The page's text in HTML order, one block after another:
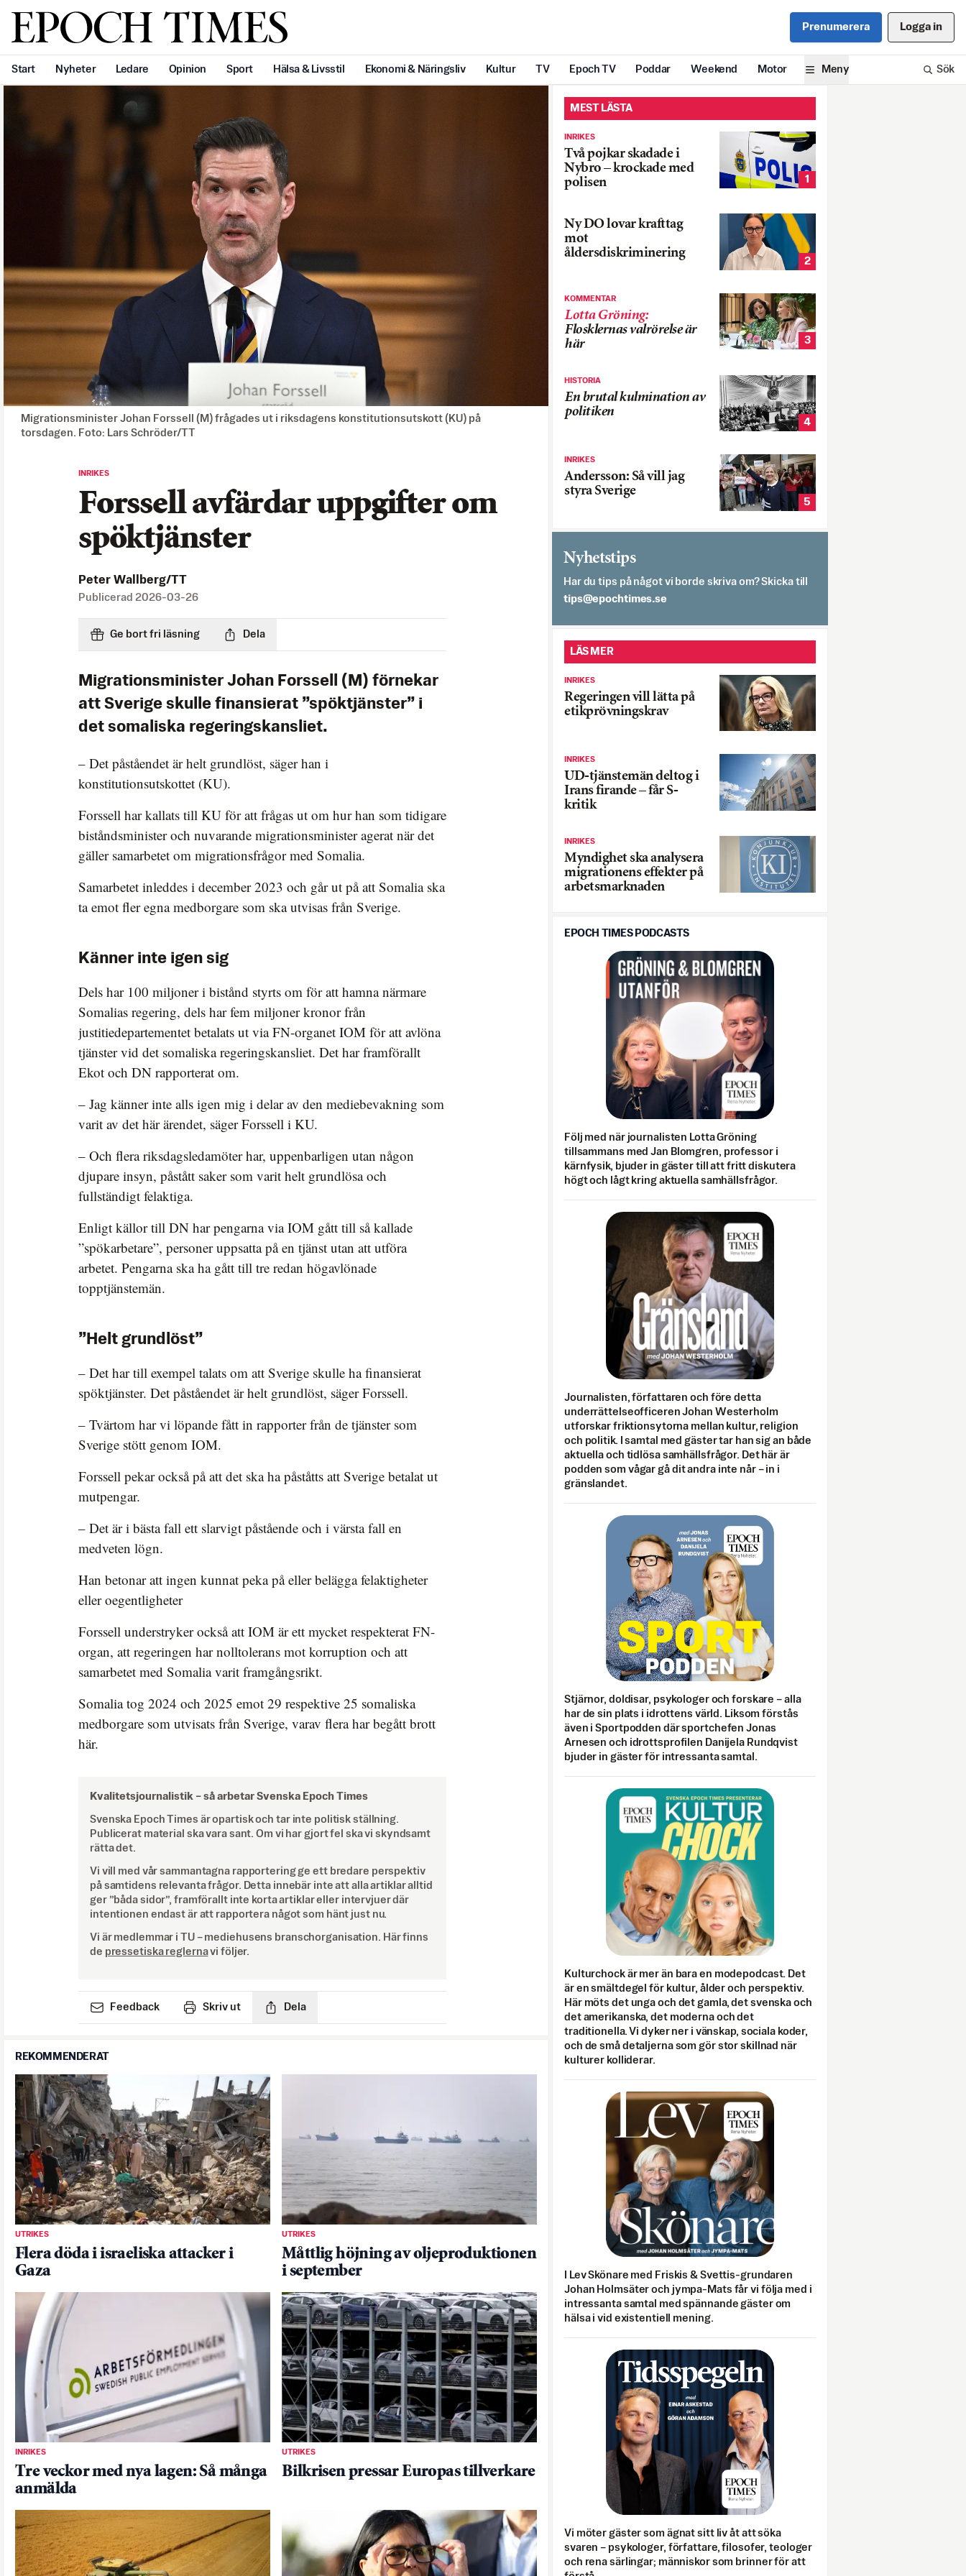
Svenska Epoch Times Prenumerera Logga in
Start Nyheter Ledare Opinion Sport Hälsa & Livsstil Ekonomi & Näringsliv Kultur TV Epoch TV Poddar Weekend Motor Meny Sök
Migrationsminister Johan Forssell (M) frågades ut i riksdagens konstitutionsutskott (KU) på
torsdagen. Foto: Lars Schröder/TT
INRIKES
Forssell avfärdar uppgifter om
spöktjänster
Peter Wallberg/TT
Publicerad 2026-03-26
Ge bort fri läsning Dela
Migrationsminister Johan Forssell (M) förnekar
att Sverige skulle finansierat ”spöktjänster” i
det somaliska regeringskansliet.
– Det påståendet är helt grundlöst, säger han i
konstitutionsutskottet (KU).
Forssell har kallats till KU för att frågas ut om hur han som tidigare
biståndsminister och nuvarande migrationsminister agerat när det
gäller samarbetet om migrationsfrågor med Somalia.
Samarbetet inleddes i december 2023 och går ut på att Somalia ska
ta emot fler egna medborgare som ska utvisas från Sverige.
Känner inte igen sig
Dels har 100 miljoner i bistånd styrts om för att hamna närmare
Somalias regering, dels har fem miljoner kronor från
justitiedepartementet betalats ut via FN-organet IOM för att avlöna
tjänster vid det somaliska regeringskansliet. Det har framförallt
Ekot och DN rapporterat om.
– Jag känner inte alls igen mig i delar av den mediebevakning som
varit av det här ärendet, säger Forssell i KU.
– Och flera riksdagsledamöter har, uppenbarligen utan någon
djupare insyn, påstått saker som varit helt grundlösa och
fullständigt felaktiga.
Enligt källor till DN har pengarna via IOM gått till så kallade
”spökarbetare”, personer uppsatta på en tjänst utan att utföra
arbetet. Pengarna ska ha gått till tre redan högavlönade
topptjänstemän.
”Helt grundlöst”
– Det har till exempel talats om att Sverige skulle ha finansierat
spöktjänster. Det påståendet är helt grundlöst, säger Forssell.
– Tvärtom har vi löpande fått in rapporter från de tjänster som
Sverige stött genom IOM.
Forssell pekar också på att det ska ha påståtts att Sverige betalat ut
mutpengar.
– Det är i bästa fall ett slarvigt påstående och i värsta fall en
medveten lögn.
Han betonar att ingen kunnat peka på eller belägga felaktigheter
eller oegentligheter
Forssell understryker också att IOM är ett mycket respekterat FN-
organ, att regeringen har nolltolerans mot korruption och att
samarbetet med Somalia varit framgångsrikt.
Somalia tog 2024 och 2025 emot 29 respektive 25 somaliska
medborgare som utvisats från Sverige, varav flera har begått brott
här.
Kvalitetsjournalistik – så arbetar Svenska Epoch Times
Svenska Epoch Times är opartisk och tar inte politisk ställning.
Publicerat material ska vara sant. Om vi har gjort fel ska vi skyndsamt
rätta det.
Vi vill med vår sammantagna rapportering ge ett bredare perspektiv
på samtidens relevanta frågor. Detta innebär inte att alla artiklar alltid
ger ”båda sidor”, framförallt inte korta artiklar eller intervjuer där
intentionen endast är att rapportera något som hänt just nu.
Vi är medlemmar i TU – mediehusens branschorganisation. Här finns
de pressetiska reglernavi följer.
Feedback Skriv ut Dela
REKOMMENDERAT
UTRIKES
Flera döda i israeliska attacker i
Gaza
UTRIKES
Måttlig höjning av oljeproduktionen
i september
INRIKES
Tre veckor med nya lagen: Så många
anmälda
UTRIKES
Bilkrisen pressar Europas tillverkare
MEST LÄSTA
INRIKES
Två pojkar skadade i
Nybro – krockade med
polisen
1
Ny DO lovar krafttag
mot
åldersdiskriminering
2
KOMMENTAR
Lotta Gröning:
Flosklernas valrörelse är
här
3
HISTORIA
En brutal kulmination av
politiken
4
INRIKES
Andersson: Så vill jag
styra Sverige
5
Nyhetstips
Har du tips på något vi borde skriva om? Skicka till
es.semithcope@spit
LÄS MER
INRIKES
Regeringen vill lätta på
etikprövningskrav
INRIKES
UD-tjänstemän deltog i
Irans firande – får S-
kritik
INRIKES
Myndighet ska analysera
migrationens effekter på
arbetsmarknaden
EPOCH TIMES PODCASTS
Följ med när journalisten Lotta Gröning
tillsammans med Jan Blomgren, professor i
kärnfysik, bjuder in gäster till att fritt diskutera
högt och lågt kring aktuella samhällsfrågor.
Journalisten, författaren och före detta
underrättelseofficeren Johan Westerholm
utforskar friktionsytorna mellan kultur, religion
och politik. I samtal med gäster tar han sig an både
aktuella och tidlösa samhällsfrågor. Det här är
podden som vågar gå dit andra inte når – in i
gränslandet.
Stjärnor, doldisar, psykologer och forskare – alla
har de sin plats i idrottens värld. Liksom förstås
även i Sportpodden där sportchefen Jonas
Arnesen och idrottsprofilen Danijela Rundqvist
bjuder in gäster för intressanta samtal.
Kulturchock är mer än bara en modepodcast. Det
är en smältdegel för kultur, ålder och perspektiv.
Här möts det unga och det gamla, det svenska och
det amerikanska, det moderna och det
traditionella. Vi dyker ner i vänskap, sociala koder,
och de små detaljerna som gör stor skillnad när
kulturer kolliderar.
I Lev Skönare med Friskis & Svettis-grundaren
Johan Holmsäter och jympa-Mats får vi följa med i
intressanta samtal med spännande gäster om
hälsa i vid existentiell mening.
Vi möter gäster som ägnat sitt liv åt att söka
svaren – psykologer, författare, filosofer, teologer
och rena särlingar; människor som brinner för att